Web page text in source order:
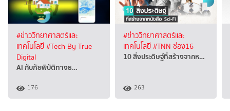
#ข่าววิทยาศาสตร์และ
เทคโนโลยี#Tech By True
Digital
AI กับภัยพิบัติทางธ…
176
#ข่าววิทยาศาสตร์และ
เทคโนโลยี#TNN ช่อง16
10 สิ่งประดิษฐ์ที่สร้างจากห…
263